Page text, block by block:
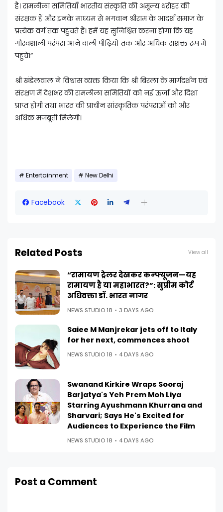
है। रामलीला समितियाँ भारतीय संस्कृति की अमूल्य धरोहर की
संरक्षक हैं और इनके माध्यम से भगवान श्रीराम के आदर्श समाज के
प्रत्येक वर्ग तक पहुंचते हैं। हमें यह सुनिश्चित करना होगा कि यह
गौरवशाली परंपरा आने वाली पीढ़ियों तक और अधिक सशक्त रूप में
पहुंचे।”
श्री खंडेलवाल ने विश्वास व्यक्त किया कि श्री बिरला के मार्गदर्शन एवं
संरक्षण में देशभर की रामलीला समितियों को नई ऊर्जा और दिशा
प्राप्त होगी तथा भारत की प्राचीन सांस्कृतिक परंपराओं को और
अधिक मजबूती मिलेगी।
Entertainment New Delhi
Facebook
Related Posts View all
“रामायण ट्रेलर देखकर कन्फ्यूजन—यह
रामायण है या महाभारत?”: सुप्रीम कोर्ट
अधिवक्ता डॉ. भारत नागर
NEWS STUDIO 18 3 DAYS AGO
Saiee M Manjrekar jets off to Italy
for her next, commences shoot
NEWS STUDIO 18 4 DAYS AGO
Swanand Kirkire Wraps Sooraj
Barjatya's Yeh Prem Moh Liya
Starring Ayushmann Khurrana and
Sharvari; Says He's Excited for
Audiences to Experience the Film
NEWS STUDIO 18 4 DAYS AGO
Post a Comment